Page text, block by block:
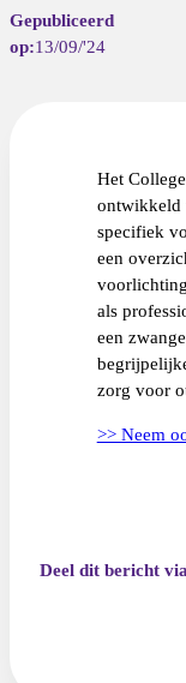
13/09/'24
Het
ontwikkeld
specifiek
een
als
een
zorg voor
>> Neem
Deel dit bericht